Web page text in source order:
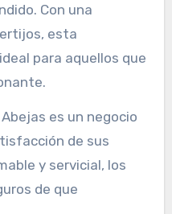
Con una
esta
para aquellos que
es un negocio
de sus
y servicial, los
de que